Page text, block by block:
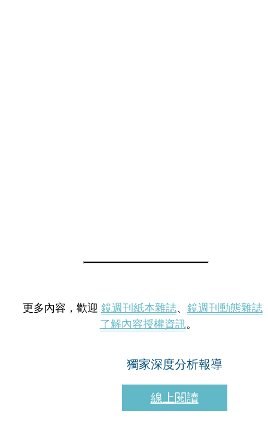
更多內容，歡迎 鏡週刊紙本雜誌、 鏡週刊動態雜誌
了解內容授權資訊。
獨家深度分析報導
線上閱讀